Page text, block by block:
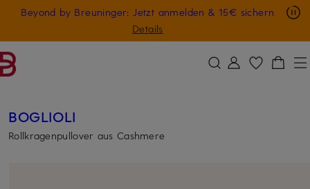
ZUM HAUPTINHALT ÜBERSPRINGEN
Beyond by Breuninger: Jetzt anmelden & 15€ sichern
Details
Nur in der App: -10 € auf digitale Geschenkkarten
GESCHENK20
BOGLIOLI
Rollkragenpullover aus Cashmere